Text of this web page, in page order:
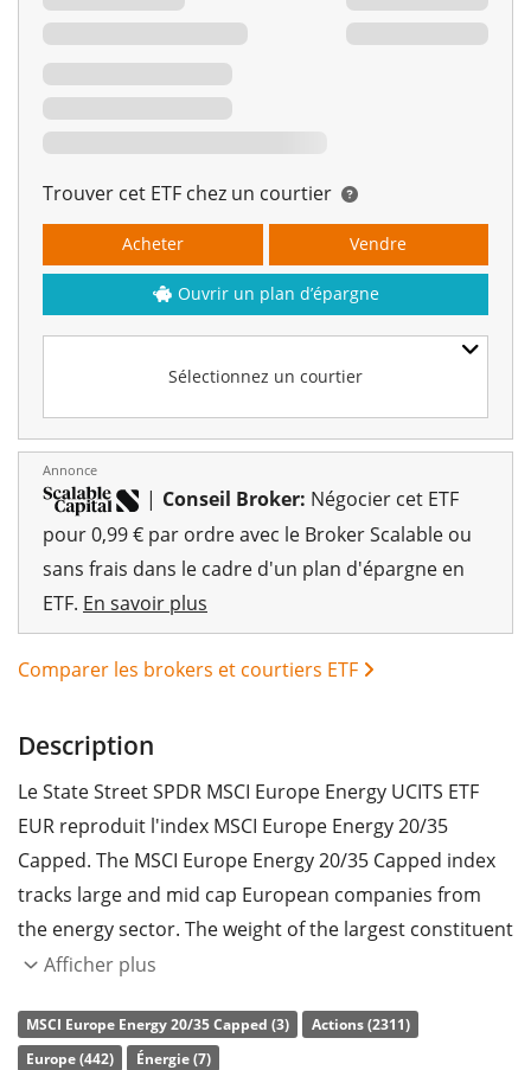
Trouver cet ETF chez un courtier
Sélectionnez un courtier
Acheter Vendre
Ouvrir un plan d’épargne
Annonce
| Conseil Broker: Négocier cet ETF
pour 0,99 € par ordre avec le Broker Scalable ou
sans frais dans le cadre d'un plan d'épargne en
ETF. En savoir plus
Comparer les brokers et courtiers ETF
Description
Le State Street SPDR MSCI Europe Energy UCITS ETF
EUR reproduit l'index MSCI Europe Energy 20/35
Capped. The MSCI Europe Energy 20/35 Capped index
tracks large and mid cap European companies from
the energy sector. The weight of the largest constituent
is constrained to 35% and the weights of all other
Leratio des frais totaux
Afficher plus
MSCI Europe Energy 20/35 Capped (3)
Actions (2311)
Europe (442)
Énergie (7)